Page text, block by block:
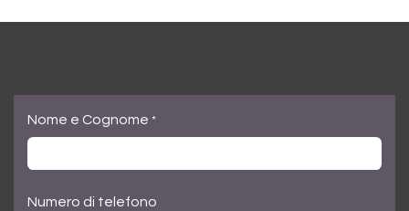
Nome e Cognome *
Numero di telefono